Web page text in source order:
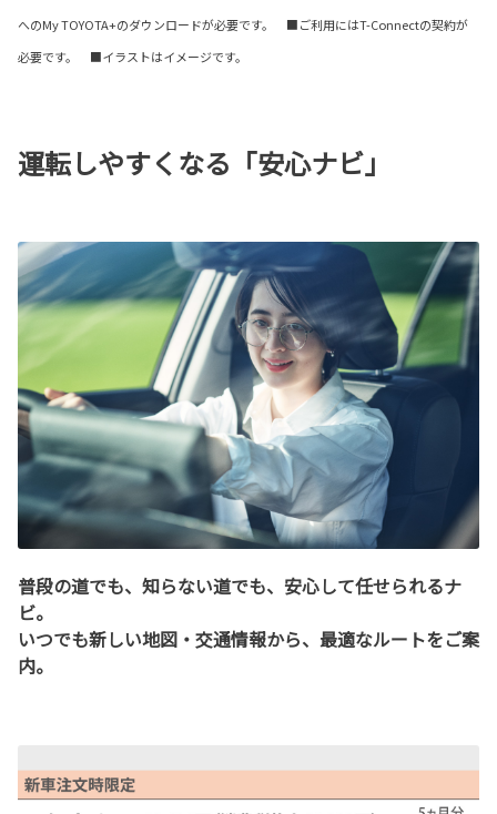
へのMy TOYOTA+のダウンロードが必要です。 ■ご利用にはT-Connectの契約が
必要です。 ■イラストはイメージです。
運転しやすくなる「安心ナビ」
普段の道でも、知らない道でも、安心して任せられるナ
ビ。
いつでも新しい地図・交通情報から、最適なルートをご案
内。